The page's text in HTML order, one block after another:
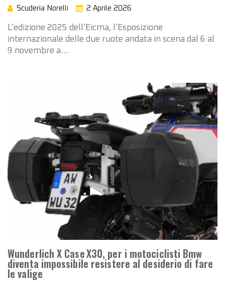
Scuderia Norelli 2 Aprile 2026
L’edizione 2025 dell’Eicma, l’Esposizione
internazionale delle due ruote andata in scena dal 6 al
9 novembre a…
Wunderlich X Case X30, per i motociclisti Bmw
diventa impossibile resistere al desiderio di fare
le valige